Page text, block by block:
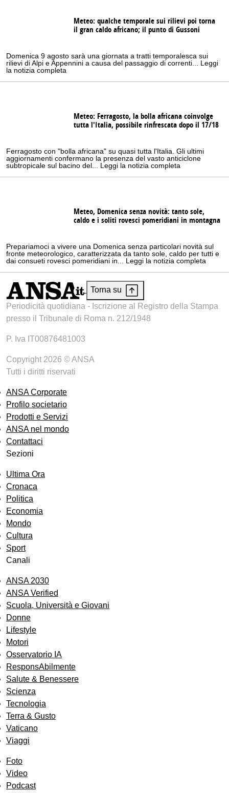
Meteo: qualche temporale sui rilievi poi torna
il gran caldo africano; il punto di Gussoni
Domenica 9 agosto sarà una giornata a tratti temporalesca sui
rilievi di Alpi e Appennini a causa del passaggio di correnti... Leggi
la notizia completa
Meteo: Ferragosto, la bolla africana coinvolge
tutta l'Italia, possibile rinfrescata dopo il 17/18
Ferragosto con "bolla africana" su quasi tutta l'Italia. Gli ultimi
aggiornamenti confermano la presenza del vasto anticiclone
subtropicale sul bacino del... Leggi la notizia completa
Meteo, Domenica senza novità: tanto sole,
caldo e i soliti rovesci pomeridiani in montagna
Prepariamoci a vivere una Domenica senza particolari novità sul
fronte meteorologico, caratterizzata da tanto sole, caldo per tutti e
dai consueti rovesci pomeridiani in... Leggi la notizia completa
Torna su
Periodicità quotidiana - Iscrizione al Registro della Stampa
presso il Tribunale di Roma n. 212/1948
P. Iva IT00876481003
Copyright 2026 © ANSA
Tutti i diritti riservati
ANSA Corporate
Profilo societario
Prodotti e Servizi
ANSA nel mondo
Contattaci
Sezioni
Ultima Ora
Cronaca
Politica
Economia
Mondo
Cultura
Sport
Canali
ANSA 2030
ANSA Verified
Scuola, Università e Giovani
Donne
Lifestyle
Motori
Osservatorio IA
ResponsAbilmente
Salute & Benessere
Scienza
Tecnologia
Terra & Gusto
Vaticano
Viaggi
Foto
Video
Podcast